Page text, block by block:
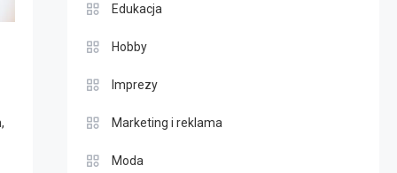
Edukacja
Hobby
Imprezy
Marketing i reklama
Moda